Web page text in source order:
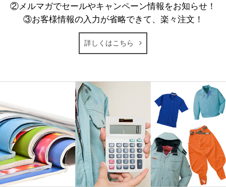
②メルマガでセールやキャンペーン情報をお知らせ！
③お客様情報の入力が省略できて、楽々注文！
詳しくはこちら